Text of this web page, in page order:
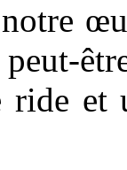
peut-
ride et